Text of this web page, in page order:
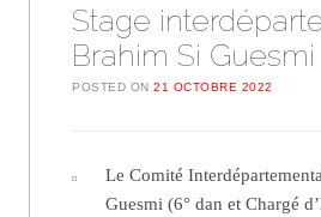
Stage
Brahim Si
POSTED ON21 OCTOBRE 2022
Le Comité
Guesmi (6° dan et Chargé